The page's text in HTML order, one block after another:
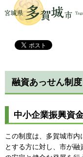
多賀城市
融資あっせん制度
中小企業振興資
この制度は、多賀城市
とする方に対し、市が